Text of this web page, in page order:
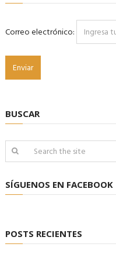
Correo electrónico:
BUSCAR
SÍGUENOS EN FACEBOOK
POSTS RECIENTES